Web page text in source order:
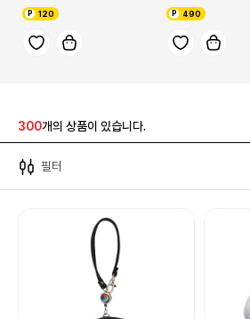
120 490
300개의 상품이 있습니다.
필터